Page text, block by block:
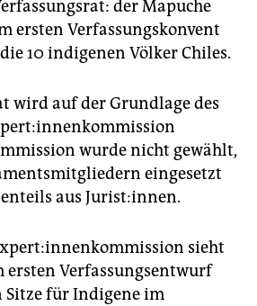
der Mapuche
ersten Verfassungskonvent
10 indigenen Völker Chiles.
wird auf der Grundlage des
wurde nicht gewählt,
eingesetzt
aus Jurist:innen.
sieht
ersten Verfassungsentwurf
Sitze für Indigene im